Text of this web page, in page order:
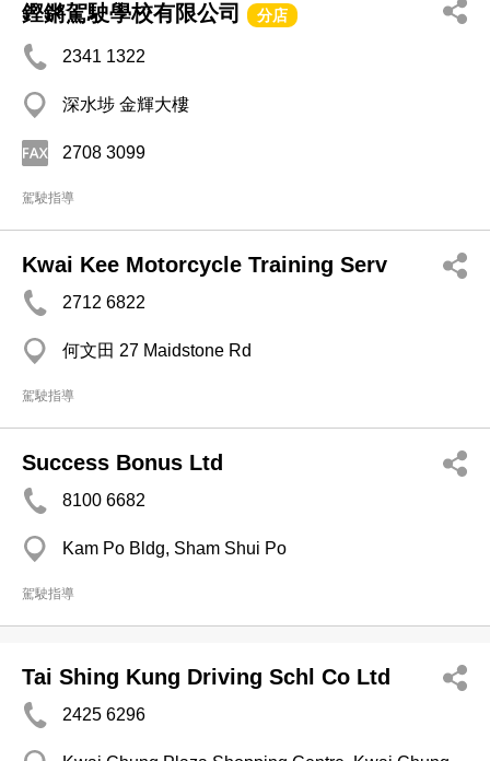
鏗鏘駕駛學校有限公司 分店
2341 1322
深水埗 金輝大樓
2708 3099
駕駛指導
Kwai Kee Motorcycle Training Serv
2712 6822
何文田 27 Maidstone Rd
駕駛指導
Success Bonus Ltd
8100 6682
Kam Po Bldg, Sham Shui Po
駕駛指導
Tai Shing Kung Driving Schl Co Ltd
2425 6296